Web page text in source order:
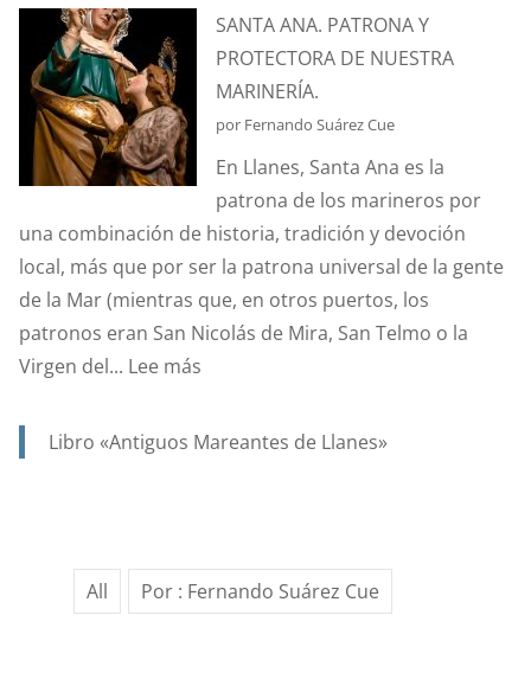
ANÉCDOTA
DEL
ESTANDARTE
DE
SANTA
ANA?
SANTA ANA. PATRONA Y
PROTECTORA DE NUESTRA
MARINERÍA.
por Fernando Suárez Cue
En Llanes, Santa Ana es la
patrona de los marineros por
una combinación de historia, tradición y devoción
local, más que por ser la patrona universal de la gente
de la Mar (mientras que, en otros puertos, los
patronos eran San Nicolás de Mira, San Telmo o la
Virgen del... Lee más:
ANA.
DE
NUESTRA
Libro «Antiguos Mareantes de Llanes»
All Por : Fernando Suárez Cue